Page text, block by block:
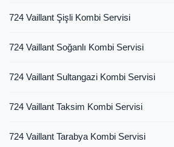
724 Vaillant Şişli Kombi Servisi
724 Vaillant Soğanlı Kombi Servisi
724 Vaillant Sultangazi Kombi Servisi
724 Vaillant Taksim Kombi Servisi
724 Vaillant Tarabya Kombi Servisi